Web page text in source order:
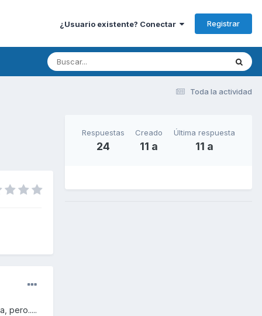
¿Usuario existente? Conectar Registrar
Toda la actividad
pero.....
Respuestas
24
Creado
11 a
Última respuesta
11 a